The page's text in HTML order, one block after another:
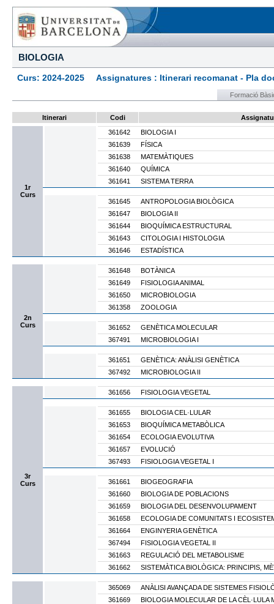
BIOLOGIA
Curs: 2024-2025 Assignatures : Itinerari recomanat - Pla
Formació
Itinerari Codi
1r
Curs
361642
BIOLOGIA I
361639
FÍSICA
361638
MATEMÀTIQUES
361640
QUÍMICA
361641
SISTEMA TERRA
361645
ANTROPOLOGIA BIOLÒGICA
361647
BIOLOGIA II
361644
BIOQUÍMICA ESTRUCTURAL
361643
CITOLOGIA I HISTOLOGIA
361646
ESTADÍSTICA
2n
Curs
361648
BOTÀNICA
361649
FISIOLOGIA ANIMAL
361650
MICROBIOLOGIA
361358
ZOOLOGIA
361652
GENÈTICA MOLECULAR
367491
MICROBIOLOGIA I
361651
GENÈTICA: ANÀLISI GENÈTICA
367492
MICROBIOLOGIA II
3r
Curs
361656 FISIOLOGIA VEGETAL
361655
BIOLOGIA CEL·LULAR
361653
BIOQUÍMICA METABÒLICA
361654
ECOLOGIA EVOLUTIVA
361657
EVOLUCIÓ
367493
FISIOLOGIA VEGETAL I
361661
BIOGEOGRAFIA
361660
BIOLOGIA DE POBLACIONS
361659
BIOLOGIA DEL DESENVOLUPAMENT
361658
ECOLOGIA DE COMUNITATS I
361664
ENGINYERIA GENÈTICA
367494
FISIOLOGIA VEGETAL II
361663
REGULACIÓ DEL METABOLISME
361662
SISTEMÀTICA BIOLÒGICA: PRINCIPIS,
365069
ANÀLISI AVANÇADA DE SISTEMES
361669
BIOLOGIA MOLECULAR DE LA CÈL·LULA